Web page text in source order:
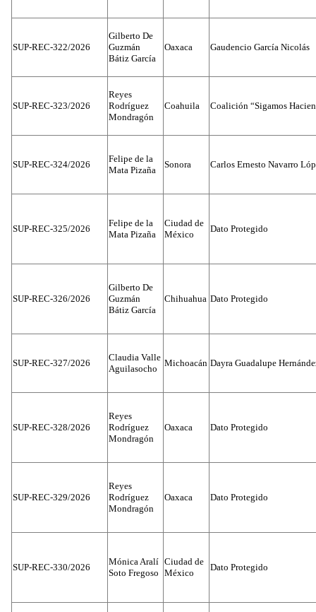
SUP-REC-322/2026
Gilberto De
Guzmán
Bátiz García
Oaxaca Gaudencio García Nicolás
SUP-REC-323/2026
Reyes
Rodríguez
Mondragón
Coahuila Coalición “Sigamos
SUP-REC-324/2026
Felipe de la
Mata Pizaña
Sonora Carlos Ernesto Navarro
SUP-REC-325/2026
Felipe de la
Mata Pizaña
Ciudad de
México
Dato Protegido
SUP-REC-326/2026
Gilberto De
Guzmán
Bátiz García
Chihuahua Dato Protegido
SUP-REC-327/2026
Claudia Valle
Aguilasocho
Michoacán Dayra Guadalupe
SUP-REC-328/2026
Reyes
Rodríguez
Mondragón
Oaxaca Dato Protegido
SUP-REC-329/2026
Reyes
Rodríguez
Mondragón
Oaxaca Dato Protegido
SUP-REC-330/2026
Mónica Aralí
Soto Fregoso
Ciudad de
México
Dato Protegido